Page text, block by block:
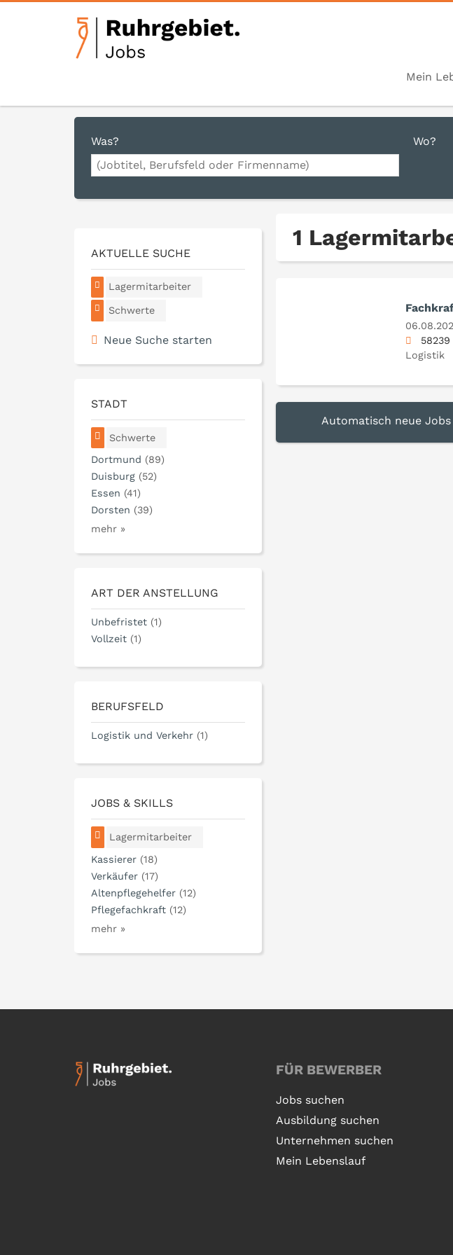
Mein
Was? Wo?
1
Logistik
Automatisch neue
AKTUELLE SUCHE
Lagermitarbeiter
Schwerte
Neue Suche starten
STADT
Schwerte
Dortmund (89)
Duisburg (52)
Essen (41)
Dorsten (39)
mehr »
ART DER ANSTELLUNG
Unbefristet (1)
Vollzeit (1)
BERUFSFELD
Logistik und Verkehr (1)
JOBS & SKILLS
Lagermitarbeiter
Kassierer (18)
Verkäufer (17)
Altenpflegehelfer (12)
Pflegefachkraft (12)
mehr »
FÜR BEWERBER
Jobs suchen
Ausbildung suchen
Unternehmen suchen
Mein Lebenslauf